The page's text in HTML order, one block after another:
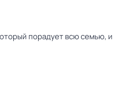
порадует всю семью, и